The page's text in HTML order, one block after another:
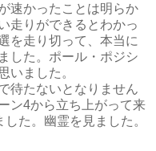
速かったことは明らか
走りができるとわかっ
を走り切って、本当に
した。ポール・ポジシ
いました。
待たないとなりません
ン4から立ち上がって来
た。幽霊を見ました。